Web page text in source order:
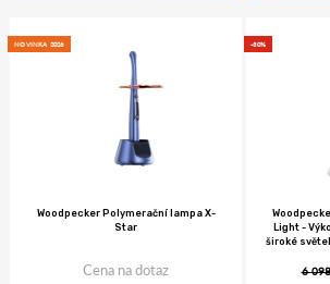
NOVINKA 2026
Woodpecker Polymerační lampa X-
Star
Cena na dotaz
-30%
Light -
široké
6